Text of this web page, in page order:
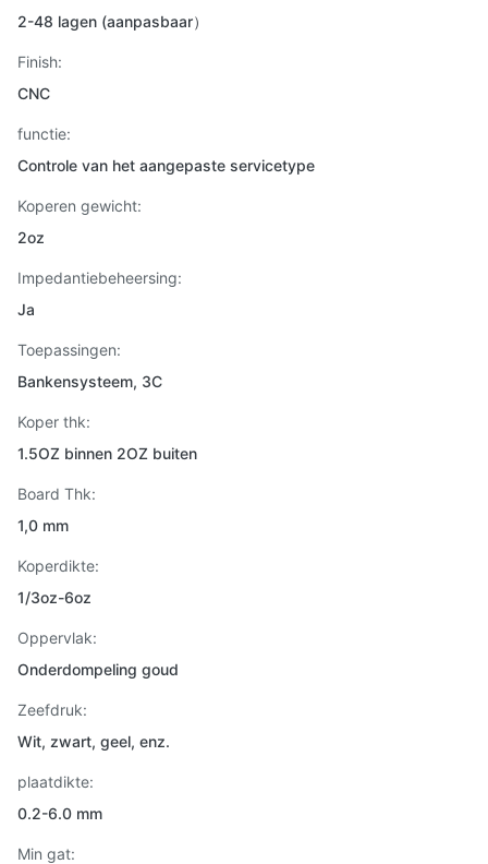
2-48 lagen (aanpasbaar）
Finish:
CNC
functie:
Controle van het aangepaste servicetype
Koperen gewicht:
2oz
Impedantiebeheersing:
Ja
Toepassingen:
Bankensysteem, 3C
Koper thk:
1.5OZ binnen 2OZ buiten
Board Thk:
1,0 mm
Koperdikte:
1/3oz-6oz
Oppervlak:
Onderdompeling goud
Zeefdruk:
Wit, zwart, geel, enz.
plaatdikte:
0.2-6.0 mm
Min gat: